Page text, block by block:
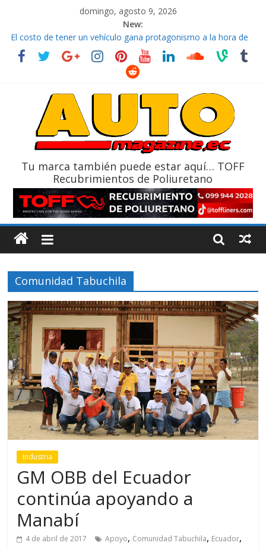
domingo, agosto 9, 2026
New:
La FEDAK recibe 12 Sinotruk Bolden para cubrir las rutas de La
Vuelta
El costo de tener un vehículo gana protagonismo a la hora de
¿Qué puede pasar con tu vehículo si permanece varios días sin
La Vuelta al Ecuador 2026, edición 47ª, recorre 7 provincias en 8
Tu marca también puede estar aquí… TOFF
Recubrimientos de Poliuretano
Comunidad Tabuchila
Industria
GM OBB del Ecuador
continúa apoyando a
Manabí
4 de abril de 2017 Apoyo, Comunidad Tabuchila, Ecuador,